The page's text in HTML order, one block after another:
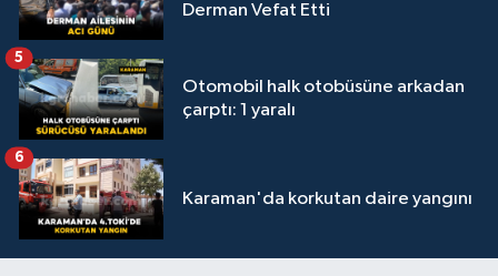
Derman Vefat Etti
Otomobil halk otobüsüne arkadan
çarptı: 1 yaralı
5
Karaman'da korkutan daire yangını
6